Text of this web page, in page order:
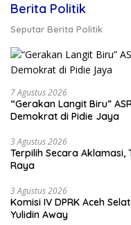
Berita Politik
Seputar Berita Politik
7 Agustus 2026
“Gerakan Langit Biru”
Demokrat di Pidie Jaya
3 Agustus 2026
Terpilih Secara
Raya
3 Agustus 2026
Komisi IV DPRK Aceh
Yulidin Away